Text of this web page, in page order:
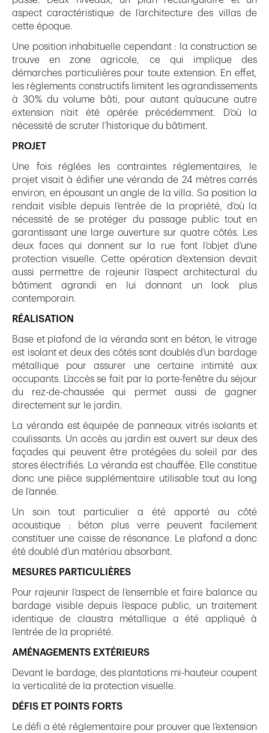
aspect caractéristique de l’architecture des villas de
cette époque.
Une position inhabituelle cependant : la construction se
trouve en zone agricole, ce qui implique des
démarches particulières pour toute extension. En effet,
les règlements constructifs limitent les agrandissements
à 30% du volume bâti, pour autant qu’aucune autre
extension n’ait été opérée précédemment. D’où la
nécessité de scruter l’historique du bâtiment.
PROJET
Une fois réglées les contraintes réglementaires, le
projet visait à édifier une véranda de 24 mètres carrés
environ, en épousant un angle de la villa. Sa position la
rendait visible depuis l’entrée de la propriété, d’où la
nécessité de se protéger du passage public tout en
garantissant une large ouverture sur quatre côtés. Les
deux faces qui donnent sur la rue font l’objet d’une
protection visuelle. Cette opération d’extension devait
aussi permettre de rajeunir l’aspect architectural du
bâtiment agrandi en lui donnant un look plus
contemporain.
RÉALISATION
Base et plafond de la véranda sont en béton, le vitrage
est isolant et deux des côtés sont doublés d’un bardage
métallique pour assurer une certaine intimité aux
occupants. L’accès se fait par la porte-fenêtre du séjour
du rez-de-chaussée qui permet aussi de gagner
directement sur le jardin.
La véranda est équipée de panneaux vitrés isolants et
coulissants. Un accès au jardin est ouvert sur deux des
façades qui peuvent être protégées du soleil par des
stores électrifiés. La véranda est chauffée. Elle constitue
donc une pièce supplémentaire utilisable tout au long
de l’année.
Un soin tout particulier a été apporté au côté
acoustique : béton plus verre peuvent facilement
constituer une caisse de résonance. Le plafond a donc
été doublé d’un matériau absorbant.
MESURES PARTICULIÈRES
Pour rajeunir l’aspect de l’ensemble et faire balance au
bardage visible depuis l’espace public, un traitement
identique de claustra métallique a été appliqué à
l’entrée de la propriété.
AMÉNAGEMENTS EXTÉRIEURS
Devant le bardage, des plantations mi-hauteur coupent
la verticalité de la protection visuelle.
DÉFIS ET POINTS FORTS
Le défi a été réglementaire pour prouver que l’extension